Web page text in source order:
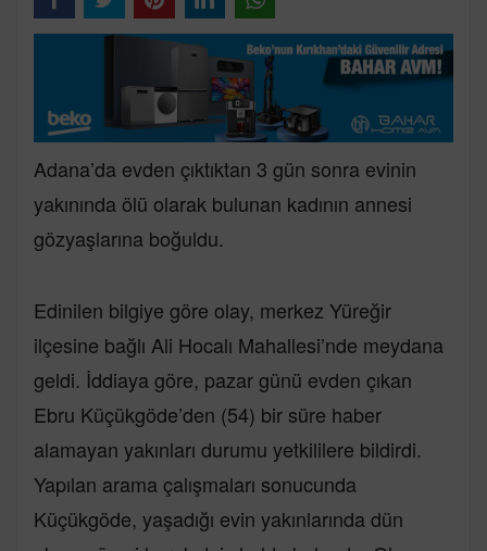
Adana’da evden çıktıktan 3 gün sonra evinin
yakınında ölü olarak bulunan kadının annesi
gözyaşlarına boğuldu.
Edinilen bilgiye göre olay, merkez Yüreğir
ilçesine bağlı Ali Hocalı Mahallesi’nde meydana
geldi. İddiaya göre, pazar günü evden çıkan
Ebru Küçükgöde’den (54) bir süre haber
alamayan yakınları durumu yetkililere bildirdi.
Yapılan arama çalışmaları sonucunda
Küçükgöde, yaşadığı evin yakınlarında dün